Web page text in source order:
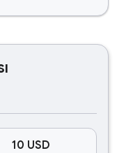
10 USD